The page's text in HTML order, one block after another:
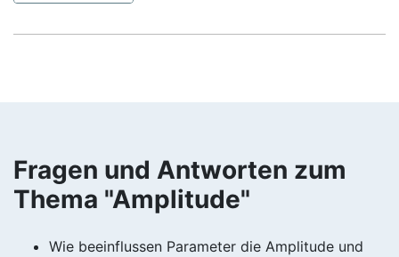
Fragen und Antworten zum
Thema "Amplitude"
Wie beeinflussen Parameter die Amplitude und